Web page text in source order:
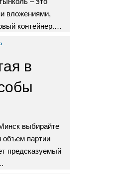
вложениями,
контейнер.…
в
выбирайте
объем партии
предсказуемый